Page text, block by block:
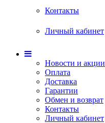
Контакты
Личный кабинет
Новости и акции
Оплата
Доставка
Гарантии
Обмен и возврат
Контакты
Личный кабинет